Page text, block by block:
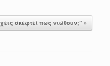
σκεφτεί πως νιώθουν;” »